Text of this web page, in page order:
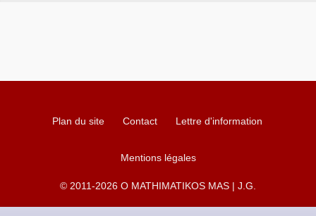
Plan du site Contact Lettre d'information
Mentions légales
© 2011-2026 O MATHIMATIKOS MAS | J.G.